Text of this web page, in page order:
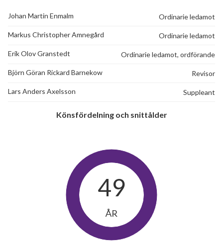
Johan Martin Enmalm Ordinarie ledamot
Markus Christopher Amnegård Ordinarie ledamot
Erik Olov Granstedt Ordinarie ledamot, ordförande
Björn Göran Rickard Barnekow Revisor
Lars Anders Axelsson Suppleant
Könsfördelning och snittålder
49
ÅR